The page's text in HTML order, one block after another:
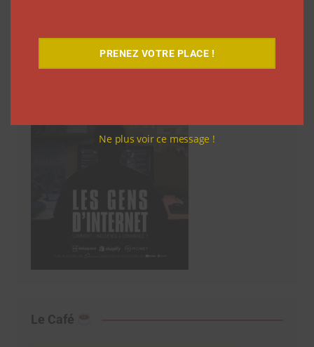
Le Café
PRENEZ VOTRE PLACE !
Ne plus voir ce message !